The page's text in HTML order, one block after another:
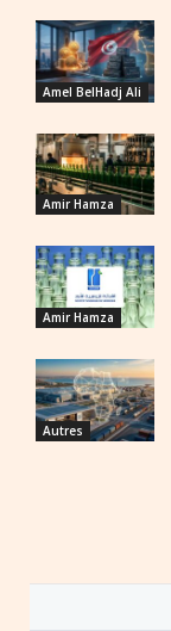
Amel BelHadj Ali
Amir Hamza
Amir Hamza
Autres